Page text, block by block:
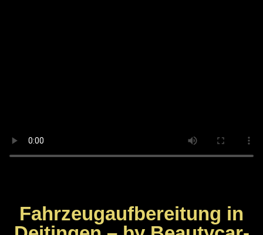
Fahrzeugaufbereitung in